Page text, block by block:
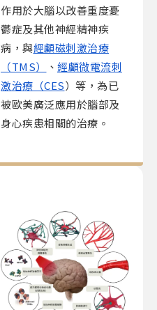
作用於大腦以改善重度憂
鬱症及其他神經精神疾
病，與經顱磁刺激治療
（TMS）
、 經顱微電流刺
激治療（CES）等，為已
被歐美廣泛應用於腦部及
身心疾患相關的治療。